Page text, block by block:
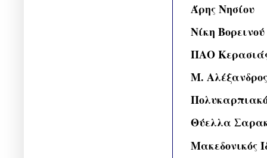
Άρης Νησίου
Νίκη Βορεινού
ΠΑΟ
Μ.
Θύελλα
Μακεδονικός